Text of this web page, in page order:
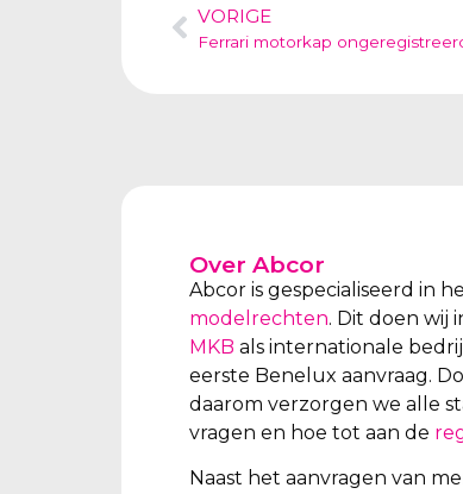
VORIGE
Ferrari motorkap
Over Abcor
Abcor is gespecialiseerd in
modelrechten. Dit doen wij
MKB als internationale
eerste Benelux aanvraag.
daarom verzorgen we alle
vragen en hoe tot aan de
Naast het aanvragen van